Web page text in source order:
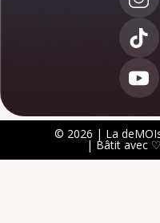
© 2026 | La
| Bâtit avec